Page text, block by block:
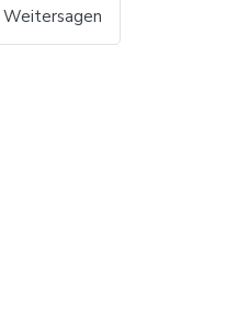
Weitersagen